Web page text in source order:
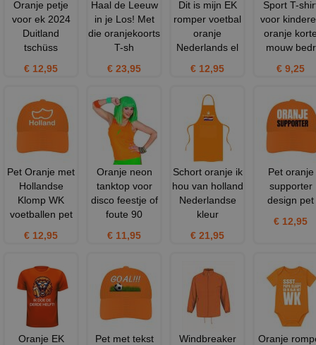
Oranje petje
voor ek 2024
Duitland
tschüss
€ 12,95
Haal de Leeuw
in je Los! Met
die oranjekoorts
T-sh
€ 23,95
Dit is mijn EK
romper voetbal
oranje
Nederlands el
€ 12,95
Sport T-
voor
oranje
mouw bedr
€ 9,25
Pet Oranje met
Hollandse
Klomp WK
voetballen pet
€ 12,95
Oranje neon
tanktop voor
disco feestje of
foute 90
€ 11,95
Schort oranje ik
hou van holland
Nederlandse
kleur
€ 21,95
Pet oranje
supporter
design pet
€ 12,95
Oranje EK
Pet met tekst
Windbreaker
Oranje